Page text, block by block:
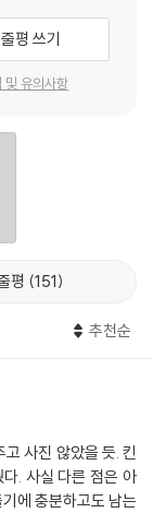
평 쓰기
및 유의사항
평 151
추천순
사진 않았을 듯. 킨
. 사실 다른 점은 아
에 충분하고도 남는